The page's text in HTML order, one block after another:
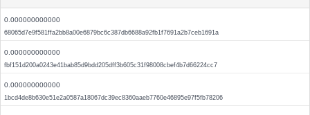
0.000000000000
68065d7e9f581ffa2bb8a00e6879bc6c387db6688a92fb1f7691a2b7ceb1691a
0.000000000000
fbf151d200a0243e41bab85d9bdd205dff3b605c31f98008cbef4b7d66224cc7
0.000000000000
1bcd4de8b630e51e2a0587a18067dc39ec8360aaeb7760e46895e97f5fb78206